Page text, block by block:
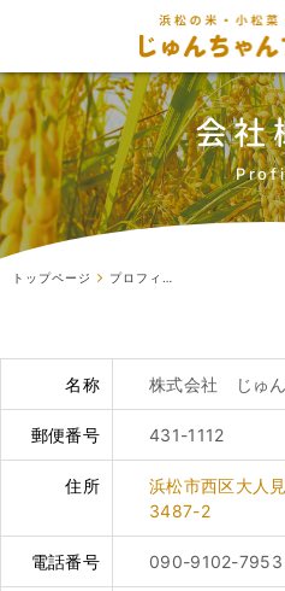
会社
トップページ
名称 株式会社 じゅ
郵便番号 431-1112
住所
浜松市西区大人
3487-2
電話番号 090-9102-7953